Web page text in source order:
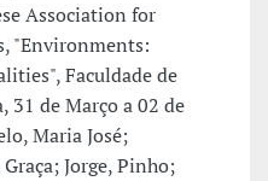
Association for
"Environments:
Faculdade de
31 de Março a 02 de
Maria José;
Jorge, Pinho;